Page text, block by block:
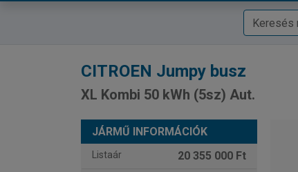
CITROEN Jumpy busz
XL Kombi 50 kWh (5sz) Aut.
JÁRMŰ INFORMÁCIÓK
Listaár 20 355 000 Ft